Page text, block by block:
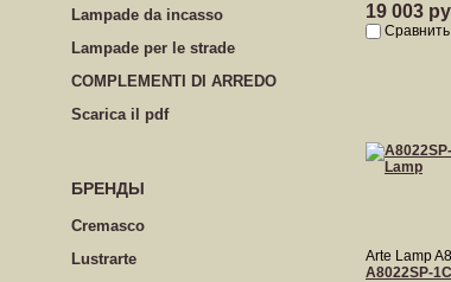
Lampade da incasso
Lampade per le strade
COMPLEMENTI DI ARREDO
Scarica il pdf
БРЕНДЫ
Cremasco
Lustrarte
19 003
Сравнить
Arte Lamp
A8022SP-